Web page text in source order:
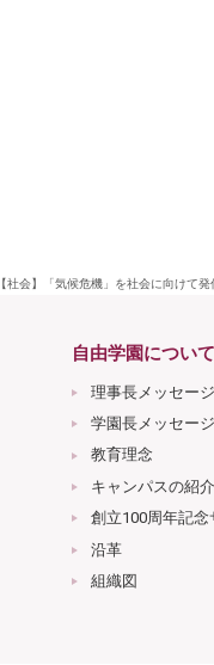
【社会】「気候危機」を社会に向けて
自由学園について
理事長メッセージ
学園長メッセージ
教育理念
キャンパスの紹介
創立100周年記念
沿革
組織図